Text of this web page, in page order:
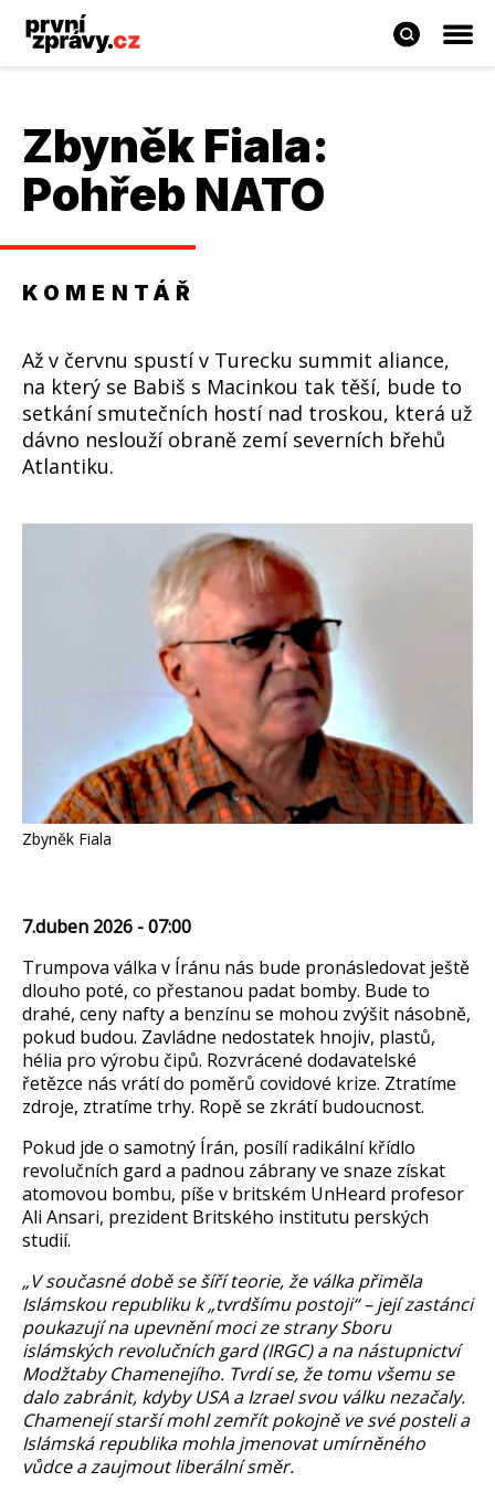
Zbyněk Fiala:
Pohřeb NATO
KOMENTÁŘ
Až v červnu spustí v Turecku summit aliance,
na který se Babiš s Macinkou tak těší, bude to
setkání smutečních hostí nad troskou, která už
dávno neslouží obraně zemí severních břehů
Atlantiku.
Zbyněk Fiala
7.duben 2026 - 07:00
Trumpova válka v Íránu nás bude pronásledovat ještě
dlouho poté, co přestanou padat bomby. Bude to
drahé, ceny nafty a benzínu se mohou zvýšit násobně,
pokud budou. Zavládne nedostatek hnojiv, plastů,
hélia pro výrobu čipů. Rozvrácené dodavatelské
řetězce nás vrátí do poměrů covidové krize. Ztratíme
zdroje, ztratíme trhy. Ropě se zkrátí budoucnost.
Pokud jde o samotný Írán, posílí radikální křídlo
revolučních gard a padnou zábrany ve snaze získat
atomovou bombu, píše v britském UnHeard profesor
Ali Ansari, prezident Britského institutu perských
studií.
„V současné době se šíří teorie, že válka přiměla
Islámskou republiku k „tvrdšímu postoji“ – její zastánci
poukazují na upevnění moci ze strany Sboru
islámských revolučních gard (IRGC) a na nástupnictví
Modžtaby Chamenejího. Tvrdí se, že tomu všemu se
dalo zabránit, kdyby USA a Izrael svou válku nezačaly.
Chamenejí starší mohl zemřít pokojně ve své posteli a
Islámská republika mohla jmenovat umírněného
vůdce a zaujmout liberální směr.